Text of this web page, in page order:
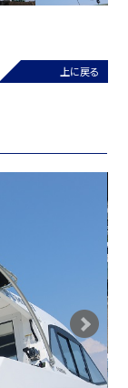
上に戻る